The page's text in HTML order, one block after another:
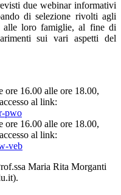
due webinar informativi
di selezione rivolti agli
alle loro famiglie, al fine di
sui vari aspetti del
ore 16.00 alle ore 18.00,
al link:
pwo
ore 16.00 alle ore 18.00,
al link:
veb
Maria Rita Morganti